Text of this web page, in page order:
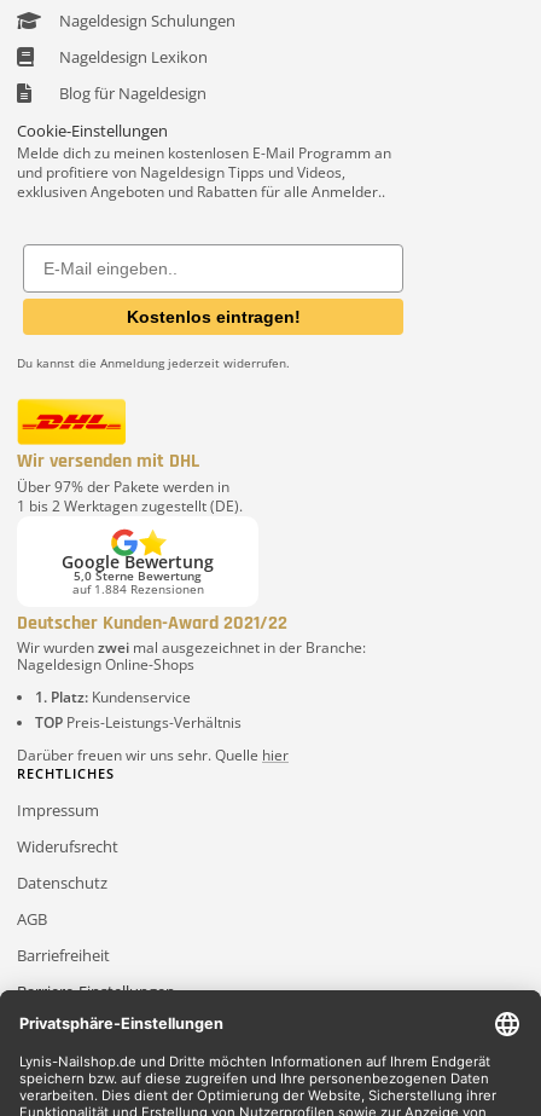
Nageldesign Schulungen
Nageldesign Lexikon
Blog für Nageldesign
Cookie-Einstellungen
Melde dich zu meinen kostenlosen E-Mail Programm an
und profitiere von Nageldesign Tipps und Videos,
exklusiven Angeboten und Rabatten für alle Anmelder..
Email
Kostenlos eintragen!
Du kannst die Anmeldung jederzeit widerrufen.
Wir versenden mit DHL
Über 97% der Pakete werden in
1 bis 2 Werktagen zugestellt (DE).
Google Bewertung
5,0 Sterne Bewertung
auf 1.884 Rezensionen
Deutscher Kunden-Award 2021/22
Wir wurdenzwei mal ausgezeichnet in der Branche:
Nageldesign Online-Shops
1. Platz: Kundenservice
TOP Preis-Leistungs-Verhältnis
Darüber freuen wir uns sehr. Quelle hier
RECHTLICHES
Impressum
Widerufsrecht
Datenschutz
AGB
Barriefreiheit
Barriere-Einstellungen
2026 Lynis-Nailshop.de | Alle Rechte vorbehalten | Dein Nailshop für Nageldesign
Produkte
*Gilt für Lieferungen innerhalb Deutschlands, Lieferzeiten für andere Länder